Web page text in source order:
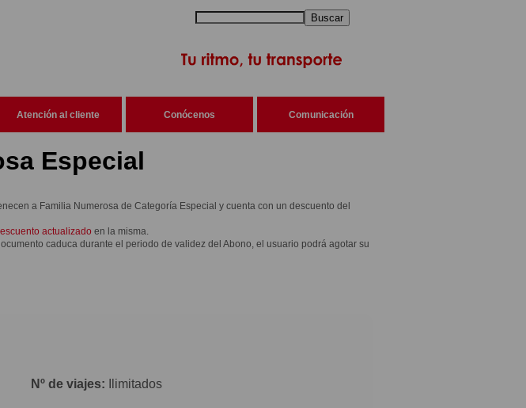
Buscar
Atención al cliente Conócenos Comunicación
Especial
a Familia Numerosa de Categoría Especial y cuenta con un descuento del
actualizado en la misma.
caduca durante el periodo de validez del Abono, el usuario podrá agotar su
Nº de viajes: Ilimitados